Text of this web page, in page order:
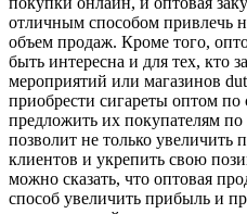
отличным способом привлечь
объем продаж. Кроме того,
быть интересна и для тех, кто
мероприятий или магазинов
приобрести сигареты оптом
предложить их покупателям
позволит не только
клиентов и укрепить свою
можно сказать, что оптовая
способ увеличить прибыль и